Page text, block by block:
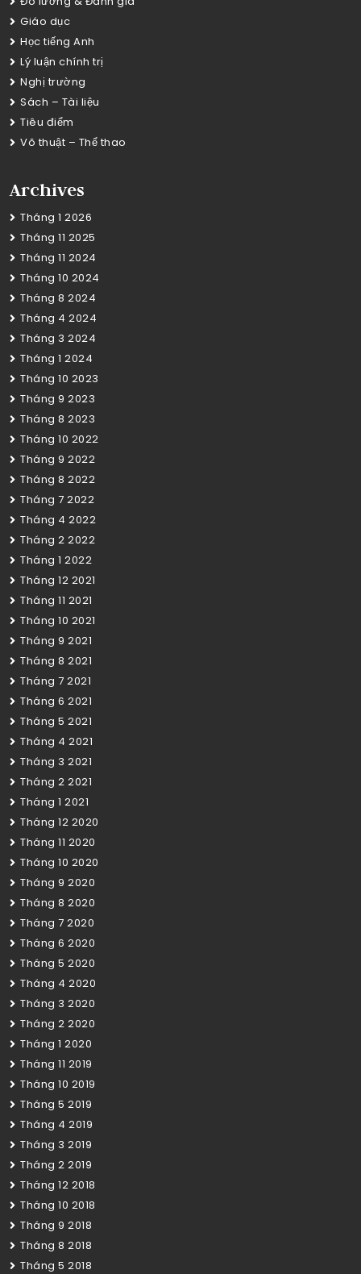
Giáo dục
Học tiếng Anh
Lý luận chính trị
Nghị trường
Sách – Tài liệu
Tiêu điểm
Võ thuật – Thể thao
Archives
Tháng 1 2026
Tháng 11 2025
Tháng 11 2024
Tháng 10 2024
Tháng 8 2024
Tháng 4 2024
Tháng 3 2024
Tháng 1 2024
Tháng 10 2023
Tháng 9 2023
Tháng 8 2023
Tháng 10 2022
Tháng 9 2022
Tháng 8 2022
Tháng 7 2022
Tháng 4 2022
Tháng 2 2022
Tháng 1 2022
Tháng 12 2021
Tháng 11 2021
Tháng 10 2021
Tháng 9 2021
Tháng 8 2021
Tháng 7 2021
Tháng 6 2021
Tháng 5 2021
Tháng 4 2021
Tháng 3 2021
Tháng 2 2021
Tháng 1 2021
Tháng 12 2020
Tháng 11 2020
Tháng 10 2020
Tháng 9 2020
Tháng 8 2020
Tháng 7 2020
Tháng 6 2020
Tháng 5 2020
Tháng 4 2020
Tháng 3 2020
Tháng 2 2020
Tháng 1 2020
Tháng 11 2019
Tháng 10 2019
Tháng 5 2019
Tháng 4 2019
Tháng 3 2019
Tháng 2 2019
Tháng 12 2018
Tháng 10 2018
Tháng 9 2018
Tháng 8 2018
Tháng 5 2018